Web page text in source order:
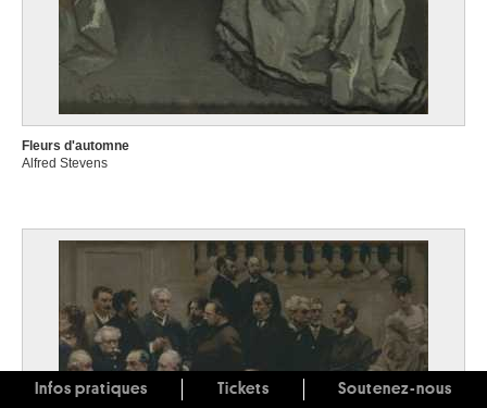
Fleurs d'automne
Alfred Stevens
Infos pratiques Tickets Soutenez-nous